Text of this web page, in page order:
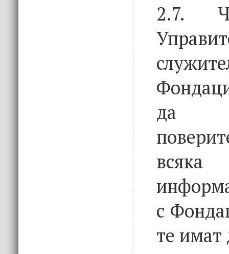
2.7.
да
всяка
с
те имат